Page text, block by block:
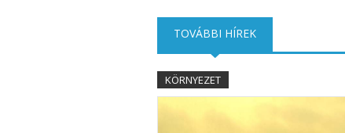
TOVÁBBI HÍREK(AKTÍV FÜL)
KÖRNYEZET